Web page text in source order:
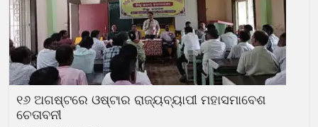
୧୬ ଅଗଷ୍ଟରେ ଓଷ୍ଟାର ରାଜ୍ୟବ୍ୟାପୀ ମହାସମାବେଶ
ଚେତାବନୀ